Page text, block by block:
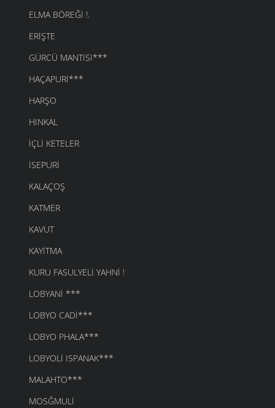
ELMA BÖREĞI !.
ERIŞTE
GÜRCÜ MANTISI***
HAÇAPURI***
HARŞO
HINKAL
İÇLI KETELER
İSEPURI
KALAÇOŞ
KATMER
KAVUT
KAYITMA
KURU FASULYELI YAHNI !
LOBYANI ***
LOBYO CADI***
LOBYO PHALA***
LOBYOLI ISPANAK***
MALAHTO***
MOSĞMULI